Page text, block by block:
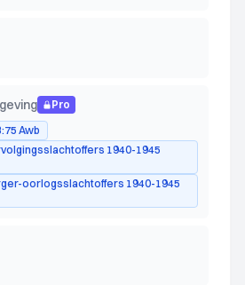
Pro
Awb
1940-1945
oorlogsslachtoffers 1940-1945